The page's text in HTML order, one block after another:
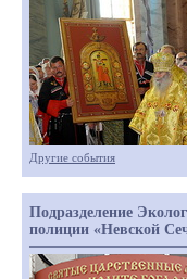
Другие события
Подразделение
полиции «Невской